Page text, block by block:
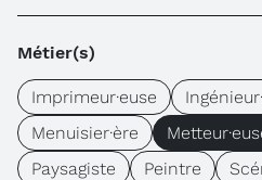
Métier(s)
Imprimeur·euse
Menuisier·ère
Paysagiste
Peintre